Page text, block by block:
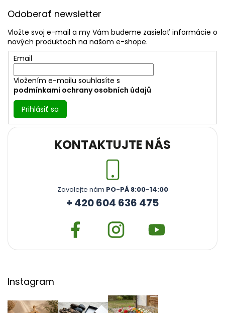
Odoberať newsletter
Vložte svoj e-mail a my Vám budeme zasielať informácie o
nových produktoch na našom e-shope.
Email
Vložením e-mailu souhlasíte s
podmínkami ochrany osobních údajů
Prihlásiť sa
KONTAKTUJTE NÁS
Zavolejte nám PO-PÁ 8:00-14:00
+ 420 604 636 475
Instagram